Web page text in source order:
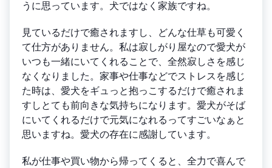
うに思っています。犬ではなく家族ですね。
見ているだけで癒されますし、どんな仕草も可愛く
て仕方がありません。私は寂しがり屋なので愛犬が
いつも一緒にいてくれることで、全然寂しさを感じ
なくなりました。家事や仕事などでストレスを感じ
た時は、愛犬をギュっと抱っこするだけで癒されま
すしとても前向きな気持ちになります。愛犬がそば
にいてくれるだけで元気になれるってすごいなぁと
思いますね。愛犬の存在に感謝しています。
私が仕事や買い物から帰ってくると、全力で喜んで